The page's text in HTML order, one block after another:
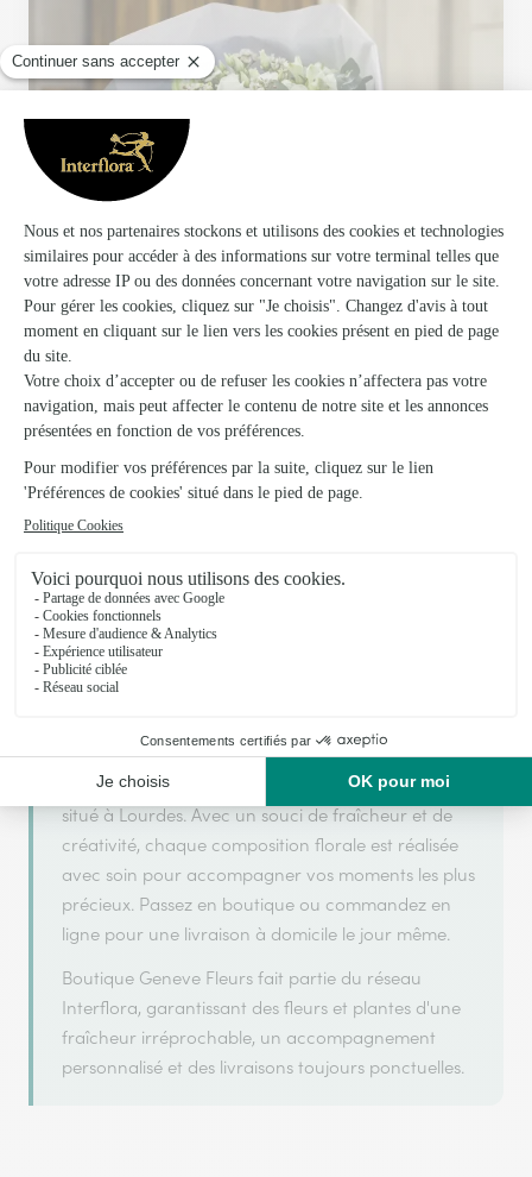
Votre fleuriste artisan à Lourdes
Boutique Geneve Fleurs s'appuie sur son
partenariat avec Interflora, réseau de transmission
florale de référence, pour vous garantir un service
de qualité.
Boutique Geneve Fleurs est un fleuriste artisan
situé à Lourdes. Avec un souci de fraîcheur et de
créativité, chaque composition florale est réalisée
avec soin pour accompagner vos moments les plus
précieux. Passez en boutique ou commandez en
ligne pour une livraison à domicile le jour même.
Boutique Geneve Fleurs fait partie du réseau
Interflora, garantissant des fleurs et plantes d'une
fraîcheur irréprochable, un accompagnement
personnalisé et des livraisons toujours ponctuelles.